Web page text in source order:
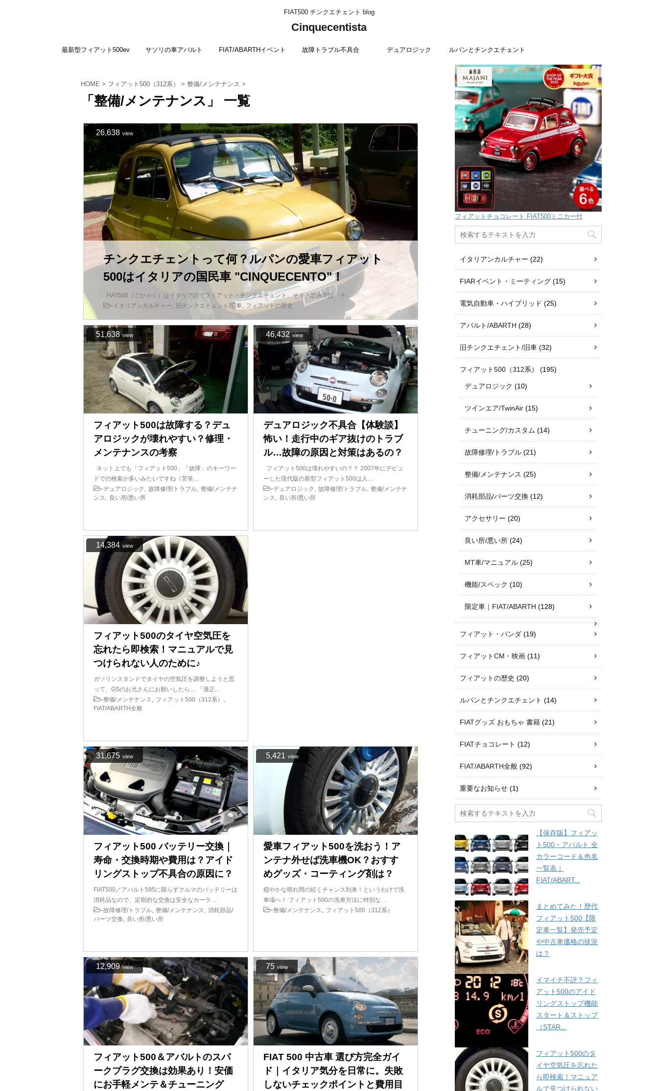
FIAT500 チンクエチェント blog
Cinquecentista
最新型フィアット500ev サソリの車アバルト FIAT/ABARTHイベント 故障トラブル不具合 デュアロジック ルパンとチンクエチェント
HOME > フィアット500（312系） > 整備/メンテナンス >
「整備/メンテナンス」 一覧
26,638 view
チンクエチェントって何？ルパンの愛車フィアット
500はイタリアの国民車 "CINQUECENTO"！
FIAT500（ごひゃく）はイタリア語でフィアット・チンクエチェント。そう！読み方は『チ…
-イタリアンカルチャー, 旧チンクエチェント/旧車, フィアットの歴史
51,638 view
フィアット500は故障する？デュ
アロジックが壊れやすい？修理・
メンテナンスの考察
ネット上でも「フィアット500」「故障」のキーワー
ドでの検索が多いみたいですね（苦笑…
-デュアロジック , 故障修理/トラブル, 整備/メンテナ
ンス , 良い所/悪い所
46,432 view
デュアロジック不具合【体験談】
怖い！走行中のギア抜けのトラブ
ル…故障の原因と対策はあるの？
フィアット500は壊れやすいの？？ 2007年にデビュ
ーした現代版の新型フィアット500は人…
-デュアロジック , 故障修理/トラブル, 整備/メンテナ
ンス , 良い所/悪い所
14,384 view
フィアット500のタイヤ空気圧を
忘れたら即検索！マニュアルで見
つけられない人のために♪
ガソリンスタンドでタイヤの空気圧を調整しようと思
って、GSのお兄さんにお願いしたら… 「適正…
-整備/メンテナンス , フィアット500（312系） ,
FIAT/ABARTH全般
31,675 view
フィアット500 バッテリー交換｜
寿命・交換時期や費用は？アイド
リングストップ不具合の原因に？
FIAT500／アバルト595に限らずクルマのバッテリーは
消耗品なので、定期的な交換は安全なカーラ…
-故障修理/トラブル, 整備/メンテナンス , 消耗部品/
パーツ交換, 良い所/悪い所
5,421 view
愛車フィアット500を洗おう！ア
ンテナ外せば洗車機OK？おすす
めグッズ・コーティング剤は？
穏やかな晴れ間の続くチャンス到来！というわけで洗
車場へ！ フィアット500の洗車方法に特別な…
-整備/メンテナンス , フィアット500（312系）
12,909 view
フィアット500＆アバルトのスパ
ークプラグ交換は効果あり！安価
にお手軽メンテ＆チューニング
75 view
FIAT 500 中古車 選び方完全ガイ
ド｜イタリア気分を日常に。失敗
しないチェックポイントと費用目
フィアットチョコレート FIAT500ミニカー付
イタリアンカルチャー (22)
FIARイベント・ミーティング (15)
電気自動車・ハイブリッド (25)
アバルト/ABARTH (28)
旧チンクエチェント/旧車 (32)
フィアット500（312系） (195)
デュアロジック (10)
ツインエア/TwinAir (15)
チューニング/カスタム (14)
故障修理/トラブル (21)
整備/メンテナンス (25)
消耗部品/パーツ交換 (12)
アクセサリー (20)
良い所/悪い所 (24)
MT車/マニュアル (25)
機能/スペック (10)
限定車｜FIAT/ABARTH (128)
フィアット・パンダ (19)
フィアットCM・映画 (11)
フィアットの歴史 (20)
ルパンとチンクエチェント (14)
FIATグッズ おもちゃ 書籍 (21)
FIATチョコレート (12)
FIAT/ABARTH全般 (92)
重要なお知らせ (1)
【保存版】フィアッ
ト500・アバルト 全
カラーコード＆色名
一覧表｜
FIAT/ABART...
まとめてみた！歴代
フィアット500【限
定車一覧】発売予定
や中古車価格の状況
は？
イマイチ不評？フィ
アット500のアイド
リングストップ機能
スタート＆ストップ
（STAR...
フィアット500のタ
イヤ空気圧を忘れた
ら即検索！マニュア
ルで見つけられない